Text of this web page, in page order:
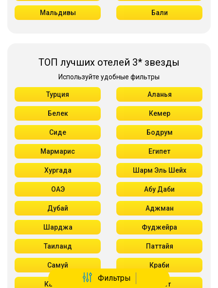
Фильтры
Мальдивы Бали
ТОП лучших отелей 3* звезды
Используйте удобные фильтры
Турция Аланья
Белек Кемер
Сиде Бодрум
Мармарис Египет
Хургада Шарм Эль Шейх
ОАЭ Абу Даби
Дубай Аджман
Шарджа Фуджейра
Таиланд Паттайя
Самуй Краби
Као Лак Пхукет